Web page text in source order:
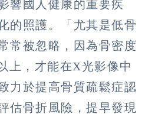
響國人健康的重要疾
的照護。「尤其是低骨
常被忽略，因為骨密度
上，才能在X光影像中
力於提高骨質疏鬆症認
估骨折風險，提早發現